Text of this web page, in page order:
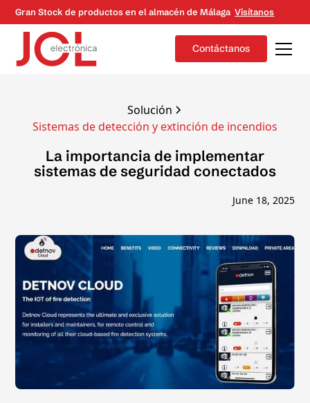
Gran Stock de productos en el almacén de MálagaVisítanos
Contáctanos
Solución
Sistemas de detección y extinción de incendios
La importancia de implementar
sistemas de seguridad conectados
June 18, 2025